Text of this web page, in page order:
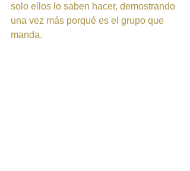
solo ellos lo saben hacer, demostrando
una vez más porqué es el grupo que
manda.